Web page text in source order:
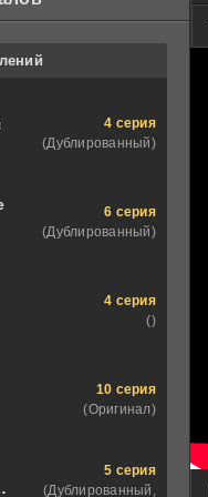
4 серия
(Дублированный)
6 серия
(Дублированный)
4 серия
()
10 серия
(Оригинал)
5 серия
(Дублированный,